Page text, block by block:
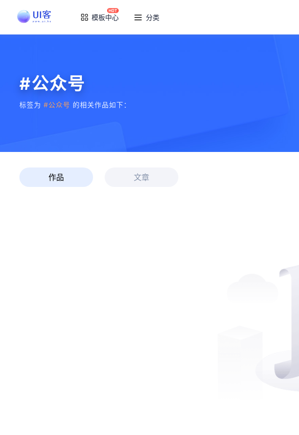
模板中心 分类
#公众号
标签为 #公众号 的相关作品如下：
作品 文章